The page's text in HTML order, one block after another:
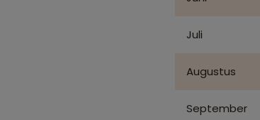
Juli
Augustus
September